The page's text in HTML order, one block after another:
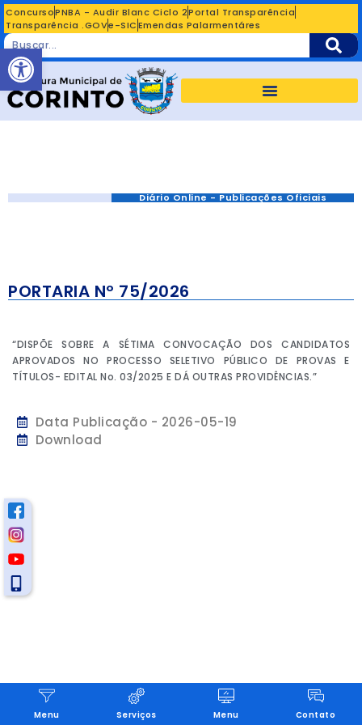
ConcursoPNBA - Audir Blanc Ciclo 2Portal Transparência
Transparência .GOVe-SICEmendas Palarmentáres
Diário Online - Publicações Oficiais
PORTARIA Nº 75/2026
“DISPÕE SOBRE A SÉTIMA CONVOCAÇÃO DOS CANDIDATOS
APROVADOS NO PROCESSO SELETIVO PÚBLICO DE PROVAS E
TÍTULOS- EDITAL No. 03/2025 E DÁ OUTRAS PROVIDÊNCIAS.”
Data Publicação - 2026-05-19
Download
Menu Serviços Menu Contato
Abrir a barra de ferramentas